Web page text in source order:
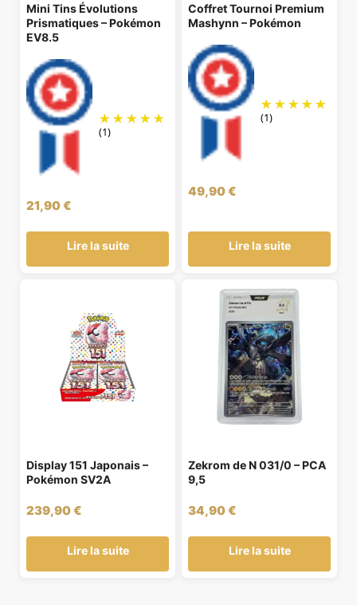
Mini Tins Évolutions
Prismatiques – Pokémon
EV8.5
(1)
21,90€
Lire la suite
Coffret Tournoi Premium
Mashynn – Pokémon
(1)
49,90€
Lire la suite
Display 151 Japonais –
Pokémon SV2A
239,90€
Lire la suite
Zekrom de N 031/0 – PCA
9,5
34,90€
Lire la suite